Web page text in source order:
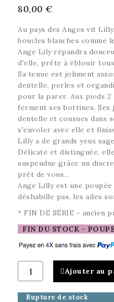
80,00 €
Au pays des Anges vit
boucles blanches comme
Ange Lily répandra
d'elle, prête à éblouir
Sa tenue est joliment
dentelle, perles et
pour la parer. Aux pieds
ferment ses bottines. Ses
dentelle et cousues dans
s'envoler avec elle et
Lilly a de grands yeux
Délicate et distinguée,
suspendue grâce un
prêt de vous...
Ange Lilly est une
déshabille pas, les ailes
* FIN DE SÉRIE - ancien
FIN DU STOCK -
Ajouter au
Rupture de stock